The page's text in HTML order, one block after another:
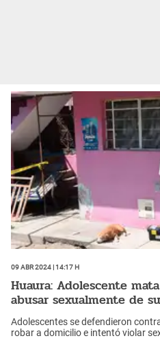
09 Abr 2024 | 14:17 h
Huaura: Adolescente
abusar sexualmente de
Adolescentes se defendieron
robar a domicilio e intentó violar